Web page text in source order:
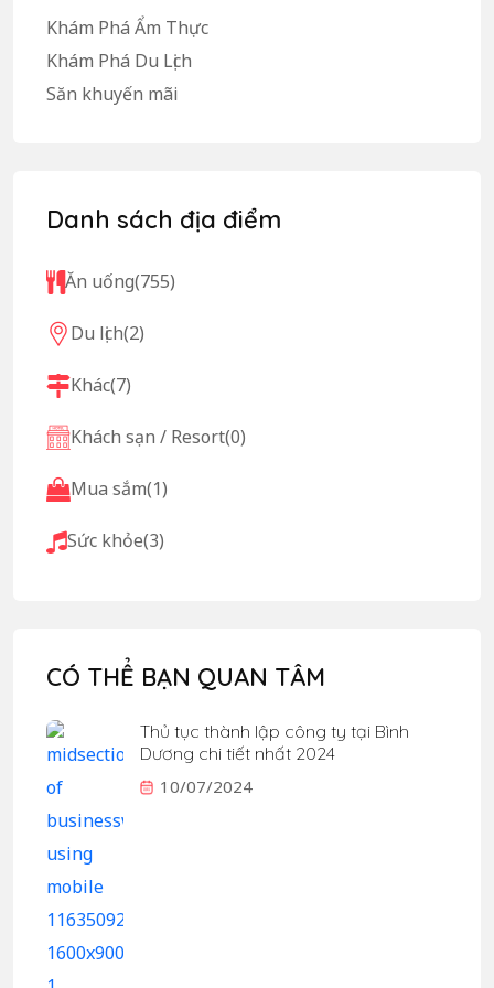
Khám Phá Ẩm Thực
Khám Phá Du Lịch
Săn khuyến mãi
Danh sách địa điểm
Ăn uống(755)
Du lịch(2)
Khác(7)
Khách sạn / Resort(0)
Mua sắm(1)
Sức khỏe(3)
CÓ THỂ BẠN QUAN TÂM
Thủ tục thành lập công ty tại Bình
Dương chi tiết nhất 2024
10/07/2024